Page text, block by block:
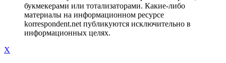
букмекерами или тотализаторами. Какие-либо
материалы на информационном ресурсе
korrespondent.net публикуются исключительно в
информационных целях.
X